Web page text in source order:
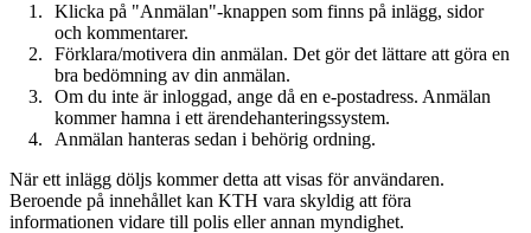
Klicka på "Anmälan"-knappen som finns på inlägg, sidor
och kommentarer.
Förklara/motivera din anmälan. Det gör det lättare att göra en
bra bedömning av din anmälan.
Om du inte är inloggad, ange då en e-postadress. Anmälan
kommer hamna i ett ärendehanteringssystem.
Anmälan hanteras sedan i behörig ordning.
När ett inlägg döljs kommer detta att visas för användaren.
Beroende på innehållet kan KTH vara skyldig att föra
informationen vidare till polis eller annan myndighet.